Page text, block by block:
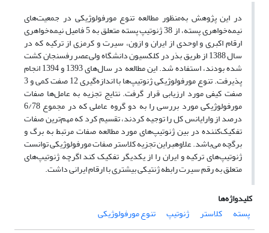
در این پژوهش به‌منظور مطالعه تنوع مورفولوژیکی در جمعیت‌های
نیمه‌خواهری پسته، از 38 ژنوتیپ پسته متعلق به 5 فامیل نیمه‌خواهری
ارقام اکبری و اوحدی از ایران و ازون، سیرت و کرمزی از ترکیه که در
سال 1388 از طریق بذر در کلکسیون دانشگاه ولی‌عصر رفسنجان کشت
شده بودند، استفاده شد. این مطالعه در سال‌های 1393 و 1394 انجام
پذیرفت. تنوع مورفولوژیکی ژنوتیپ‌ها با اندازه‌گیری 12 صفت کمی و 3
صفت کیفی مورد ارزیابی قرار گرفت. نتایج تجزیه به عامل‌ها صفات
مورفولوژیکی مورد بررسی را به دو گروه عاملی که در مجموع 6/78
درصد از وارایانس کل را توجیه کردند، تقسیم کرد که مهم‌ترین صفات
تفکیک‌کننده در بین ژنوتیپ‌های مورد مطالعه صفات مرتبط به برگ و
برگچه می‌باشد. علاوه­براین تجزیه کلاستر صفات مورفولوژیکی توانست
ژنوتیپ‌های ترکیه و ایران را از یکدیگر تفکیک کند اگرچه ژنوتیپ‌های
متعلق به رقم سیرت رابطه ژنتیکی بیشتری با ارقام ایرانی داشت.
کلیدواژه‌ها
پسته
کلاستر ژنوتیپ تنوع مورفولوژیکی